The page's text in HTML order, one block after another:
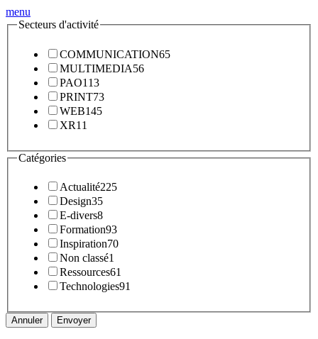
menu
Secteurs d'activité
COMMUNICATION65
MULTIMEDIA56
PAO113
PRINT73
WEB145
XR11
Catégories
Actualité225
Design35
E-divers8
Formation93
Inspiration70
Non classé1
Ressources61
Technologies91